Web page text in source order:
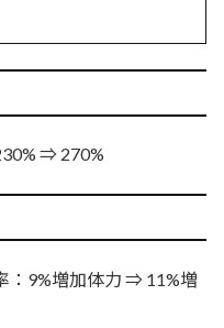
⇒ 270%
：9%増加体力 ⇒ 11%増